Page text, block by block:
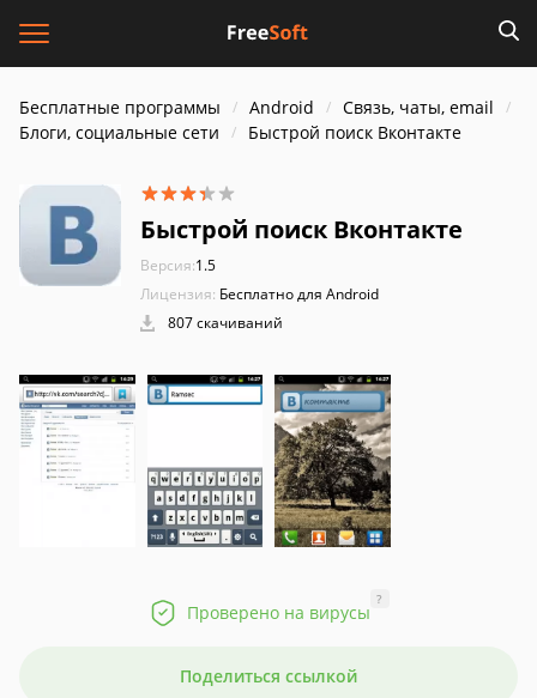
Бесплатные программы Android
Связь, чаты, email
Блоги, социальные сети
Быстрой поиск Вконтакте
Быстрой поиск Вконтакте
Версия:1.5
Лицензия: Бесплатно для Android
807 скачиваний
Проверено на вирусы
?
Поделиться ссылкой